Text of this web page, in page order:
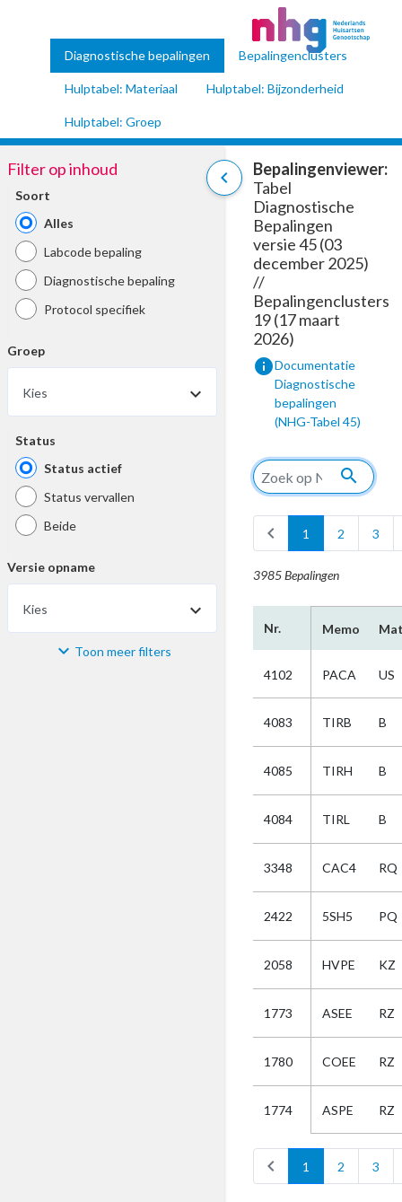
Diagnostische bepalingen Bepalingenclusters
Hulptabel: Materiaal Hulptabel: Bijzonderheid
Hulptabel: Groep
chevron_left
Filter op inhoud
Soort
Alles
Labcode bepaling
Diagnostische bepaling
Protocol specifiek
Groep
Kies
Status
Status actief
Status vervallen
Beide
Versie opname
Kies
Materiaal Toon meer filters
Bepalingenviewer:
Tabel
Diagnostische
Bepalingen
versie 45 (03
december 2025)
//
Bepalingenclusters
19 (17 maart
2026)
infoDocumentatie
Diagnostische
bepalingen
(NHG-Tabel 45)
search
chevron_left 1 2 3
3985 Bepalingen
Nr. Memo
4102 PACA US
4083 TIRB B
4085 TIRH B
4084 TIRL B
3348 CAC4 RQ
2422 5SH5 PQ
2058 HVPE KZ
1773 ASEE RZ
1780 COEE RZ
1774 ASPE RZ
chevron_left 1 2 3